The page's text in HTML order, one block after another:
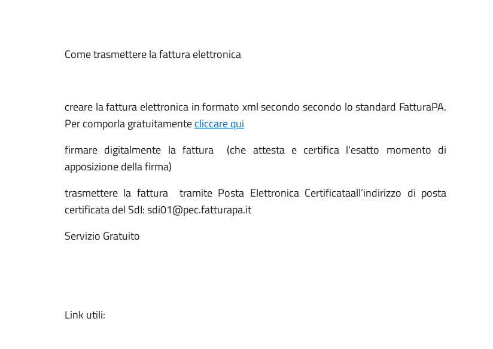
Come trasmettere la fattura elettronica
creare la fattura elettronica in formato xml secondo secondo lo standard FatturaPA.
Per comporla gratuitamentecliccare qui
firmare digitalmente la fattura (che attesta e certifica l'esatto momento di
apposizione della firma)
trasmettere la fattura tramite Posta Elettronica Certificataall’indirizzo di posta
certificata del SdI: sdi01@pec.fatturapa.it
Servizio Gratuito
Link utili: